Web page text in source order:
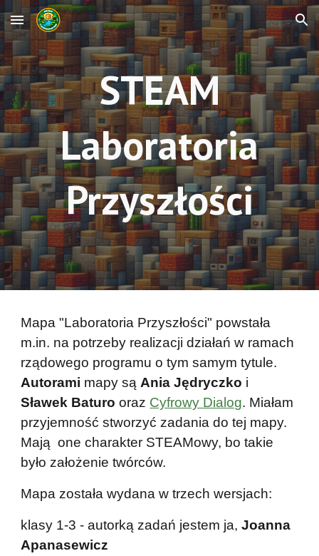
Skip to main content Skip to navigation
STEAM
Laboratoria
Przyszłości
Mapa "Laboratoria Przyszłości" powstała
m.in. na potrzeby realizacji działań w ramach
rządowego programu o tym samym tytule.
Autorami mapy są Ania Jędryczko i
Sławek Baturo oraz Cyfrowy Dialog. Miałam
przyjemność stworzyć zadania do tej mapy.
Mają one charakter STEAMowy, bo takie
było założenie twórców.
Mapa została wydana w trzech wersjach:
klasy 1-3 - autorką zadań jestem ja,Joanna
Apanasewicz